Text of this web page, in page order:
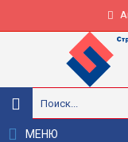
МЕНЮ